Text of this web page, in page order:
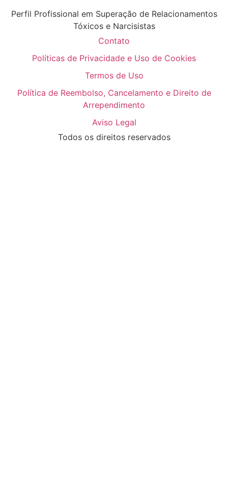
Perfil Profissional em Superação de Relacionamentos
Tóxicos e Narcisistas
Contato
Políticas de Privacidade e Uso de Cookies
Termos de Uso
Política de Reembolso, Cancelamento e Direito de
Arrependimento
Aviso Legal
Todos os direitos reservados